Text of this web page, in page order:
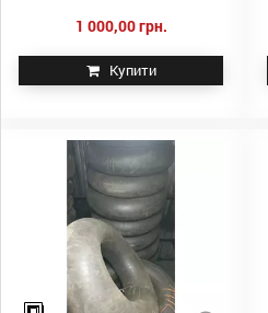
1 000,00 грн.
Купити